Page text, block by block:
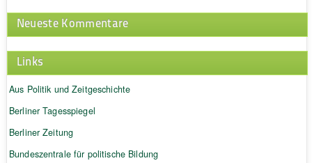
Neueste Kommentare
Links
Aus Politik und Zeitgeschichte
Berliner Tagesspiegel
Berliner Zeitung
Bundeszentrale für politische Bildung